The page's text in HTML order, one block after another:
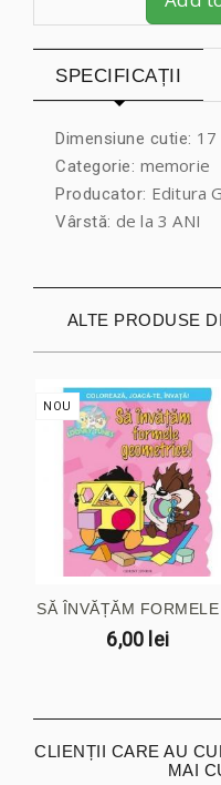
SPECIFICAȚII
Dimensiune cutie: 17
Categorie: memorie
Producator: Editura
Vârstă: de la 3 ANI
ALTE PRODUSE
NOU
SĂ ÎNVĂȚĂM
6,00 lei
CLIENȚII CARE AU
MAI